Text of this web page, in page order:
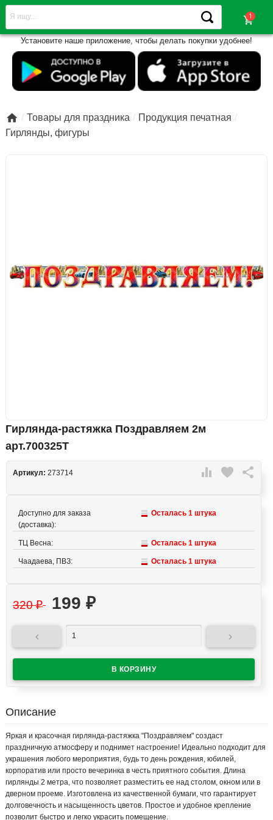
shopping_cart
Установите наше приложение, чтобы делать покупки удобнее!
 Товары для праздника
Продукция печатная
Гирлянды, фигуры
Гирлянда-растяжка Поздравляем 2м
арт.700325Т
 favorite 
Артикул: 273714
Доступно для заказа
(доставка):
Осталась 1 штука
ТЦ Весна: Осталась 1 штука
Чаадаева, ПВЗ: Осталась 1 штука
320₽ 199 ₽
 
Описание
Яркая и красочная гирлянда-растяжка "Поздравляем" создаст
праздничную атмосферу и поднимет настроение! Идеально подходит для
украшения любого мероприятия, будь то день рождения, юбилей,
корпоратив или просто вечеринка в честь приятного события. Длина
гирлянды 2 метра, что позволяет разместить ее над столом, окном или в
дверном проеме. Изготовлена из качественной бумаги, что гарантирует
долговечность и насыщенность цветов. Простое и удобное крепление
позволит быстро и легко украсить помещение.